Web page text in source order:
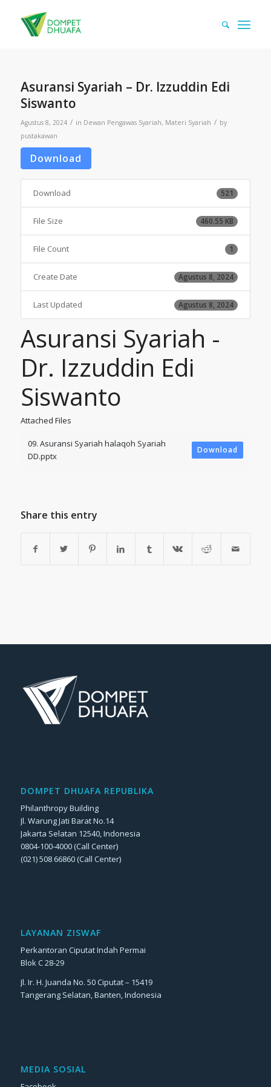
Asuransi Syariah – Dr. Izzuddin Edi
Siswanto
Agustus 8, 2024 / in Dewan Pengawas Syariah, Materi Syariah / by
pustakawan
Download
Download 521
File Size 460.55 KB
File Count 1
Create Date Agustus 8, 2024
Last Updated Agustus 8, 2024
Asuransi Syariah -
Dr. Izzuddin Edi
Siswanto
Attached Files
09. Asuransi Syariah halaqoh Syariah
DD.pptx
Download
Share this entry
DOMPET DHUAFA REPUBLIKA
Philanthropy Building
Jl. Warung Jati Barat No.14
Jakarta Selatan 12540, Indonesia
0804-100-4000 (Call Center)
(021) 508 66860 (Call Center)
LAYANAN ZISWAF
Perkantoran Ciputat Indah Permai
Blok C 28-29
Jl. Ir. H. Juanda No. 50 Ciputat – 15419
Tangerang Selatan, Banten, Indonesia
MEDIA SOSIAL